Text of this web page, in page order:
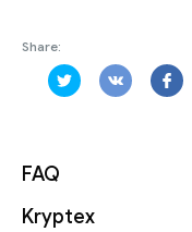
FAQ
Kryptex
Share: